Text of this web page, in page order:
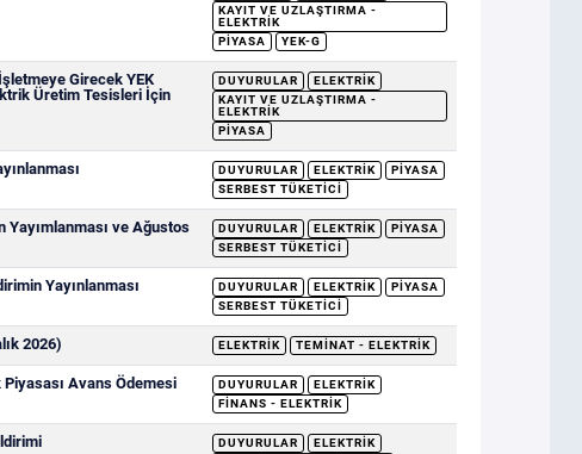
KAYIT VE UZLAŞTIRMA -
ELEKTRIK
PIYASA
YEK-G
Girecek YEK
Üretim Tesisleri İçin
DUYURULAR
ELEKTRIK
KAYIT VE UZLAŞTIRMA -
ELEKTRIK
PIYASA
DUYURULAR ELEKTRIK
PIYASA
SERBEST TÜKETICI
ve Ağustos
DUYURULAR ELEKTRIK
PIYASA
SERBEST TÜKETICI
Yayınlanması DUYURULAR ELEKTRIK
PIYASA
SERBEST TÜKETICI
2026) ELEKTRIK TEMINAT - ELEKTRIK
Avans Ödemesi
DUYURULAR
ELEKTRIK
FINANS - ELEKTRIK
DUYURULAR
ELEKTRIK